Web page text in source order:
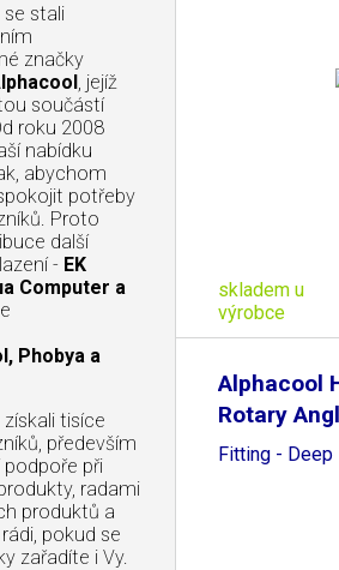
se stali
značky
, jejíž
součástí
roku 2008
nabídku
abychom
potřeby
Proto
další
- EK
Computer a
Phobya a
tisíce
především
podpoře při
radami
produktů a
pokud se
zařadíte i Vy.
skladem u
výrobce
Alphacool
Rotary
Fitting - Deep